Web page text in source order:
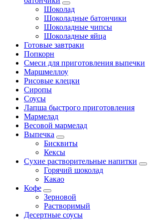
Шоколад
Шоколадные батончики
Шоколадные чипсы
Шоколадные яйца
Готовые завтраки
Попкорн
Смеси для приготовления выпечки
Маршмеллоу
Рисовые клецки
Сиропы
Соусы
Лапша быстрого приготовления
Мармелад
Весовой мармелад
Выпечка
Бисквиты
Кексы
Сухие растворительные напитки
Горячий шоколад
Какао
Кофе
Зерновой
Растворимый
Десертные соусы